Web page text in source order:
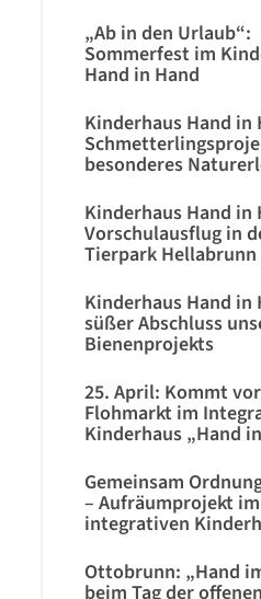
„Ab in den Urlaub“:
Sommerfest im
Hand in Hand
Kinderhaus Hand in
besonderes
Kinderhaus Hand in
Vorschulausflug in
Tierpark Hellabrunn
Kinderhaus Hand in
süßer Abschluss
Bienenprojekts
25. April: Kommt
Flohmarkt im
Kinderhaus „Hand
Gemeinsam
– Aufräumprojekt im
integrativen
Ottobrunn: „Hand
beim Tag der